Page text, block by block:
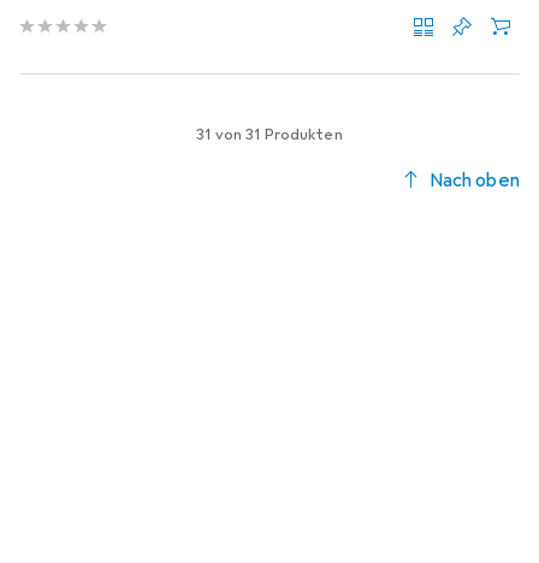
31 von 31 Produkten
Nach oben